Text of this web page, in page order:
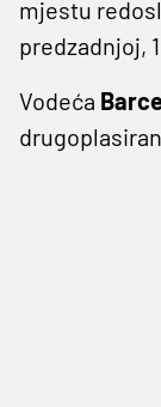
mjestu
predzadnjoj,
Vodeća